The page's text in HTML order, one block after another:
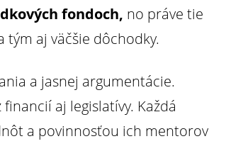
fondoch, no práve tie
aj väčšie dôchodky.
a jasnej argumentácie.
aj legislatívy. Každá
a povinnosťou ich mentorov